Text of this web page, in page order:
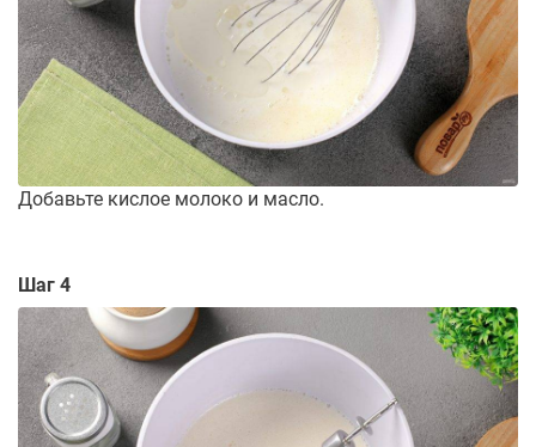
Добавьте кислое молоко и масло.
Шаг 4